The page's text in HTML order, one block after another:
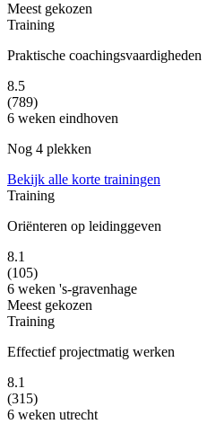
Meest gekozen
Training
Praktische coachingsvaardigheden
8.5
(789)
6 weken eindhoven
Nog 4 plekken
Bekijk alle korte trainingen
Training
Oriënteren op leidinggeven
8.1
(105)
6 weken 's-gravenhage
Meest gekozen
Training
Effectief projectmatig werken
8.1
(315)
6 weken utrecht